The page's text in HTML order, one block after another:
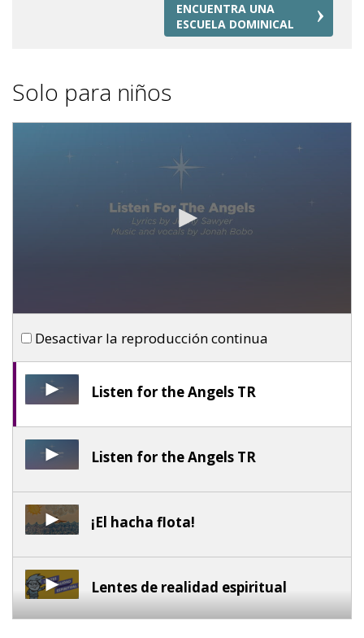
ENCUENTRA UNA
ESCUELA DOMINICAL
Solo para niños
Desactivar la reproducción continua
Listen for the Angels TR
Listen for the Angels TR
¡El hacha flota!
Lentes de realidad espiritual